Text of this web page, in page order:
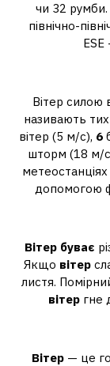
чи 32
північно-
ESE
Вітер силою
називають
вітер (5 м/с), 6
шторм (18 м/
допомогою
Вітер буває
Якщо вітер
листя.
вітергне
Вітер — це